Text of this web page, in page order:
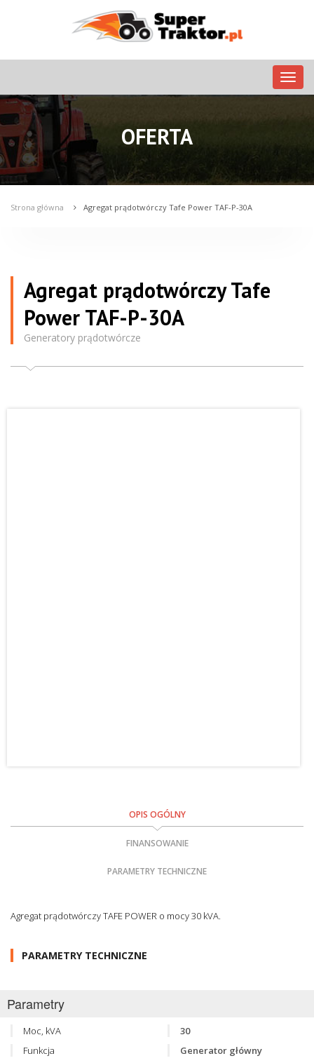
OFERTA
Strona główna Agregat prądotwórczy Tafe Power TAF-P-30A
Agregat prądotwórczy Tafe
Power TAF-P-30A
Generatory prądotwórcze
OPIS OGÓLNY
FINANSOWANIE
PARAMETRY TECHNICZNE
Agregat prądotwórczy TAFE POWER o mocy 30 kVA.
PARAMETRY TECHNICZNE
Parametry
Moc, kVA
30
Funkcja
Generator główny